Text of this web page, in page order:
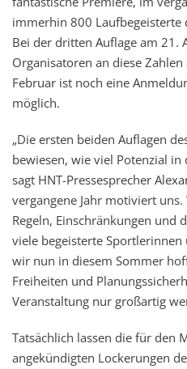
immerhin 800 Laufbegeisterte
Bei der dritten Auflage am 21.
Organisatoren an diese
Februar ist noch eine
möglich.
„Die ersten beiden Auflagen
bewiesen, wie viel Potenzial in
sagt HNT-Pressesprecher
vergangene Jahr motiviert
Regeln, Einschränkungen und
viele begeisterte
wir nun in diesem Sommer
Freiheiten und
Veranstaltung nur großartig
Tatsächlich lassen die für den
angekündigten Lockerungen